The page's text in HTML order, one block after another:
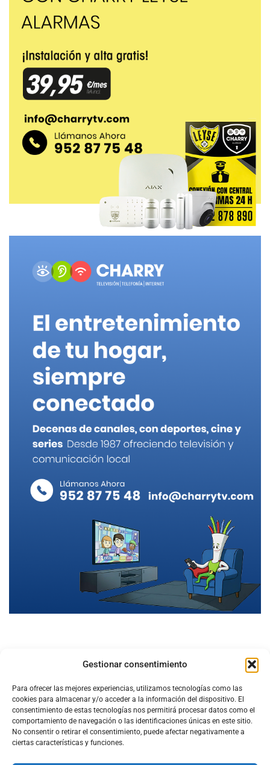
Gestionar consentimiento
Para ofrecer las mejores experiencias, utilizamos tecnologías como las
cookies para almacenar y/o acceder a la información del dispositivo. El
consentimiento de estas tecnologías nos permitirá procesar datos como el
comportamiento de navegación o las identificaciones únicas en este sitio.
No consentir o retirar el consentimiento, puede afectar negativamente a
ciertas características y funciones.